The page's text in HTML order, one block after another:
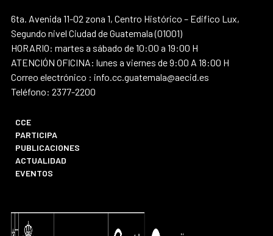
6ta. Avenida 11-02 zona 1, Centro Histórico – Edifico Lux,
Segundo nivel Ciudad de Guatemala (01001)
HORARIO: martes a sábado de 10:00 a 19:00 H
ATENCIÓN OFICINA: lunes a viernes de 9:00 A 18:00 H
Correo electrónico : info.cc.guatemala@aecid.es
Teléfono: 2377-2200
CCE
PARTICIPA
PUBLICACIONES
ACTUALIDAD
EVENTOS